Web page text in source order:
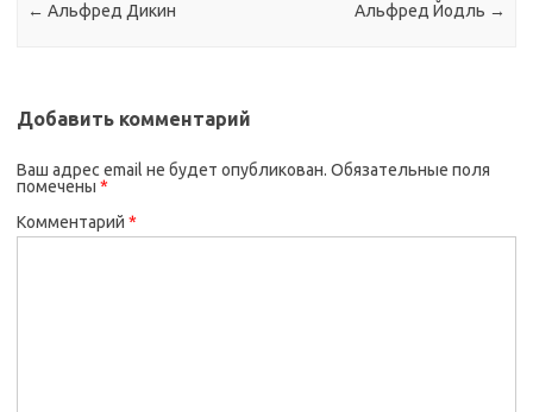
← Альфред Дикин Альфред Йодль →
Добавить комментарий
Ваш адрес email не будет опубликован. Обязательные поля
помечены *
Комментарий *